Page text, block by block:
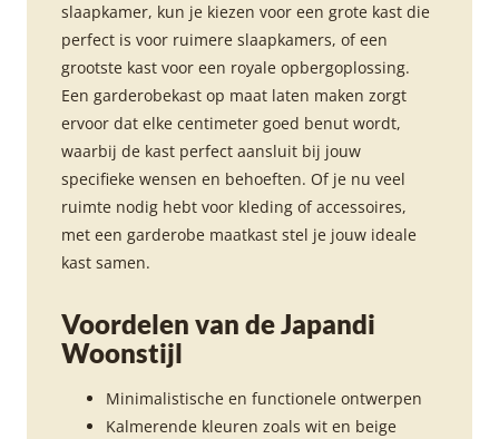
slaapkamer, kun je kiezen voor een grote kast die
perfect is voor ruimere slaapkamers, of een
grootste kast voor een royale opbergoplossing.
Een garderobekast op maat laten maken zorgt
ervoor dat elke centimeter goed benut wordt,
waarbij de kast perfect aansluit bij jouw
specifieke wensen en behoeften. Of je nu veel
ruimte nodig hebt voor kleding of accessoires,
met een garderobe maatkast stel je jouw ideale
kast samen.
Voordelen van de Japandi
Woonstijl
Minimalistische en functionele ontwerpen
Kalmerende kleuren zoals wit en beige